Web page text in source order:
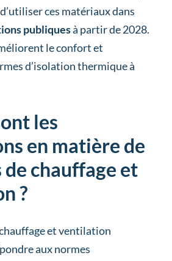
ces matériaux dans
publiquesà partir de 2028.
le confort et
d’isolation thermique à
les
en matière de
de chauffage et
?
et ventilation
aux normes